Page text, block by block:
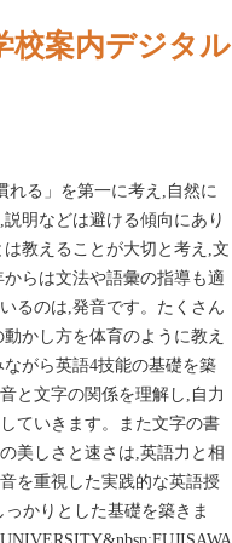
校案内デジタル
れる」を第一に考え,自然に
明などは避ける傾向にあり
教えることが大切と考え,文
らは文法や語彙の指導も適
るのは,発音です。たくさん
かし方を体育のように教え
がら英語4技能の基礎を築
と文字の関係を理解し,自力
ていきます。また文字の書
美しさと速さは,英語力と相
を重視した実践的な英語授
かりとした基礎を築きま